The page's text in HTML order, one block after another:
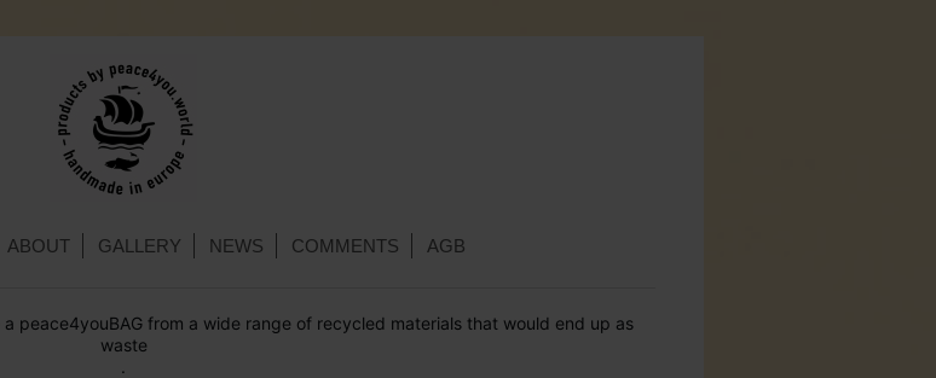
ABOUT GALLERY NEWS COMMENTS AGB
peace4youBAG from a wide range of recycled materials that would end up as
waste
.